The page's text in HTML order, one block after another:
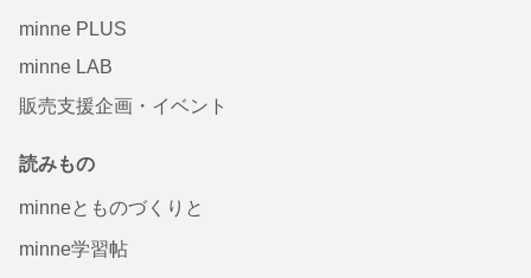
minne PLUS
minne LAB
販売支援企画・イベント
読みもの
minneとものづくりと
minne学習帖